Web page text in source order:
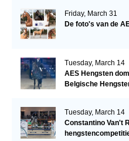
Friday, March 31
De foto's van de
Tuesday, March 14
AES Hengsten
Belgische
Tuesday, March 14
Constantino Van't